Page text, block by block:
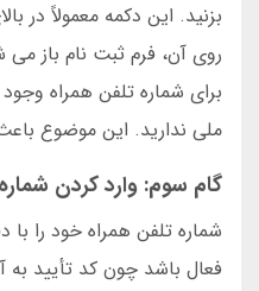
بزنید. این دکمه معمولاً در
روی آن، فرم ثبت نام باز
برای شماره تلفن همراه
ملی ندارید. این موضوع
گام سوم: وارد کردن
شماره تلفن همراه خود را با
فعال باشد چون کد تأیید